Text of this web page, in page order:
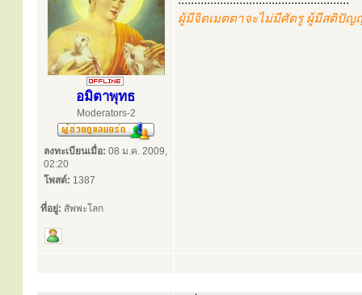
อมิตาพุทธ
Moderators-2
ลงทะเบียนเมื่อ: 08 ม.ค. 2009,
02:20
โพสต์: 1387
ที่อยู่: สัพพะโลก
ผู้มีจิตเมตตาจะไม่มีศัตรู ผู้มีสติปัญ